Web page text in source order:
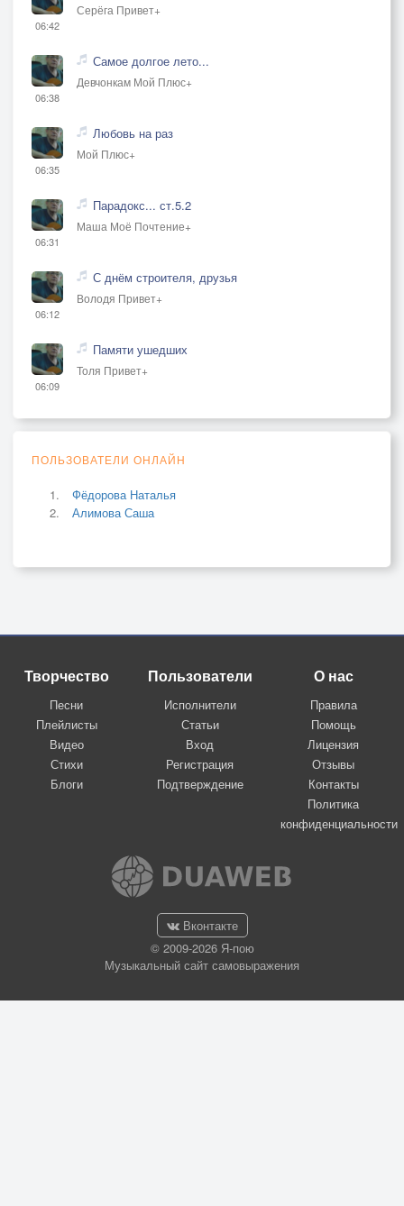
06:42
Серёга Привет+
06:38
Самое долгое лето...
Девчонкам Мой Плюс+
06:35
Любовь на раз
Мой Плюс+
06:31
Парадокс... ст.5.2
Маша Моё Почтение+
06:12
С днём строителя, друзья
Володя Привет+
06:09
Памяти ушедших
Толя Привет+
ПОЛЬЗОВАТЕЛИ ОНЛАЙН
Фёдорова Наталья
Алимова Саша
Творчество
Песни
Плейлисты
Видео
Стихи
Блоги
Пользователи
Исполнители
Статьи
Вход
Регистрация
Подтверждение
О нас
Правила
Помощь
Лицензия
Отзывы
Контакты
Политика
конфиденциальности
Вконтакте
© 2009-2026 Я-пою
Музыкальный сайт самовыражения